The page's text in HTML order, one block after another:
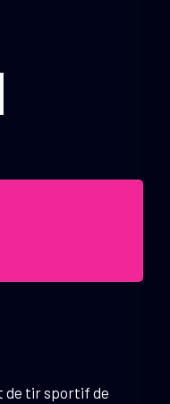
de tir sportif de